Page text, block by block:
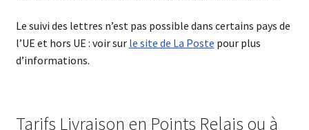
Le suivi des lettres n’est pas possible dans certains pays de
l’UE et hors UE : voir sur le site de La Poste pour plus
d’informations.
Tarifs Livraison en Points Relais ou à